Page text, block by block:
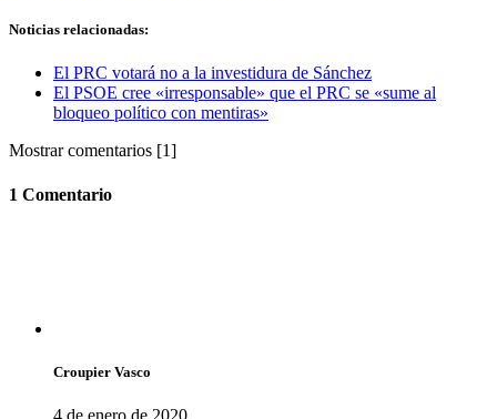
Noticias relacionadas:
El PRC votará no a la investidura de Sánchez
El PSOE cree «irresponsable» que el PRC se «sume al
bloqueo político con mentiras»
Mostrar comentarios [1]
1 Comentario
Croupier Vasco